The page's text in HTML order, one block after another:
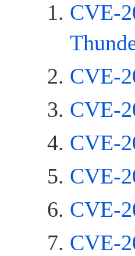
CVE-
CVE-
CVE-
CVE-
CVE-
CVE-
CVE-